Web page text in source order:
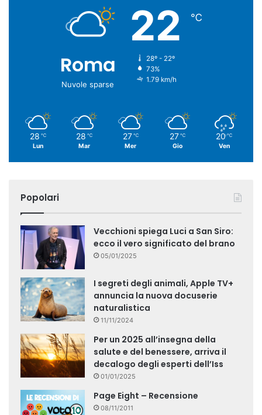
Roma
Nuvole sparse
22 ℃
28º - 22º
73%
1.79 km/h
28 ℃
Lun
28 ℃
Mar
27 ℃
Mer
27 ℃
Gio
20 ℃
Ven
Popolari
Vecchioni spiega Luci a San Siro:
ecco il vero significato del brano
05/01/2025
I segreti degli animali, Apple TV+
annuncia la nuova docuserie
naturalistica
11/11/2024
Per un 2025 all’insegna della
salute e del benessere, arriva il
decalogo degli esperti dell’Iss
01/01/2025
Page Eight – Recensione
08/11/2011